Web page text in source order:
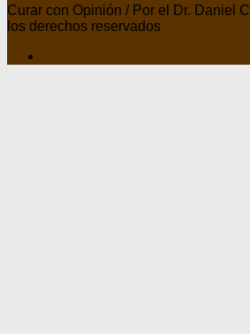
Curar con Opinión / Por el Dr. Daniel
los derechos reservados